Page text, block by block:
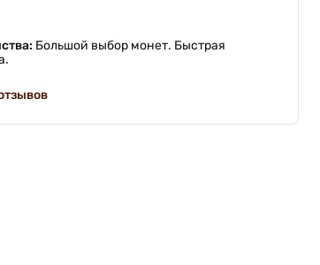
Большой выбор монет. Быстрая